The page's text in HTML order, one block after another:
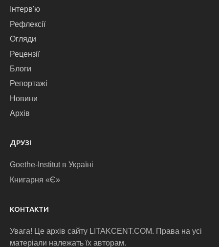
Інтерв'ю
Рефлексії
Огляди
Рецензії
Блоги
Репортажі
Новини
Архів
ДРУЗІ
Goethe-Institut в Україні
Книгарня «Є»
КОНТАКТИ
Увага! Це архів сайту LITAKCENT.COM. Права на усі
матеріали належать їх авторам.